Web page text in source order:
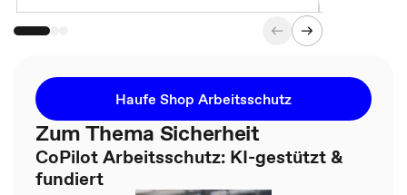
Haufe Shop Arbeitsschutz
Zum Thema Sicherheit
CoPilot Arbeitsschutz: KI-gestützt &
fundiert